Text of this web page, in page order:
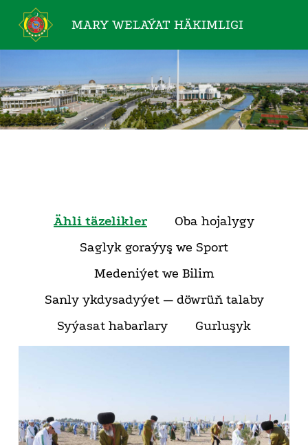
MARY WELAÝAT HÄKIMLIGI
Ähli täzelikler
Oba hojalygy
Saglyk goraýyş we Sport
Medeniýet we Bilim
Sanly ykdysadyýet — döwrüň talaby
Syýasat habarlary
Gurluşyk